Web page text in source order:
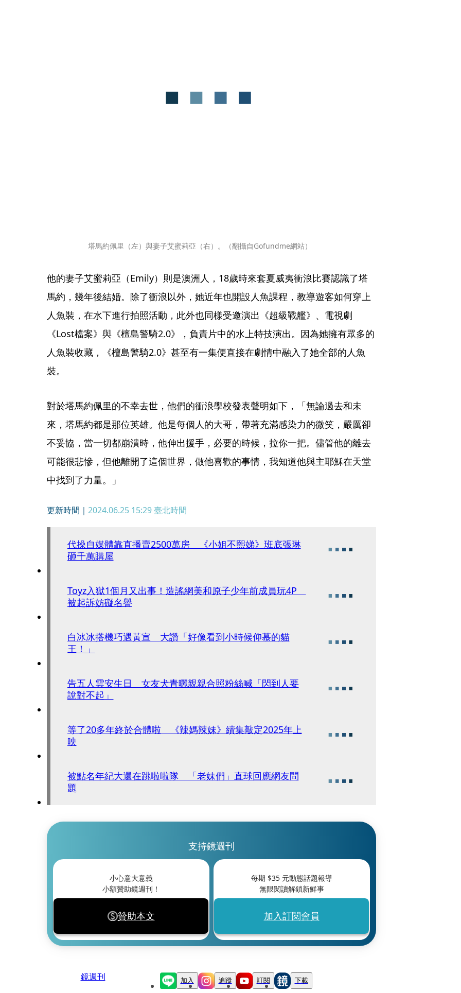
塔馬約佩里（左）與妻子艾蜜莉亞（右）。（翻攝自Gofundme網站）
他的妻子艾蜜莉亞（Emily）則是澳洲人，18歲時來套夏威夷衝浪比賽認識了塔
馬約，幾年後結婚。除了衝浪以外，她近年也開設人魚課程，教導遊客如何穿上
人魚裝，在水下進行拍照活動，此外也同樣受邀演出《超級戰艦》、電視劇
《Lost檔案》與《檀島警騎2.0》，負責片中的水上特技演出。因為她擁有眾多的
人魚裝收藏，《檀島警騎2.0》甚至有一集便直接在劇情中融入了她全部的人魚
裝。
對於塔馬約佩里的不幸去世，他們的衝浪學校發表聲明如下，「無論過去和未
來，塔馬約都是那位英雄。他是每個人的大哥，帶著充滿感染力的微笑，嚴厲卻
不妥協，當一切都崩潰時，他伸出援手，必要的時候，拉你一把。儘管他的離去
可能很悲慘，但他離開了這個世界，做他喜歡的事情，我知道他與主耶穌在天堂
中找到了力量。」
更新時間｜ 2024.06.25 15:29臺北時間
代操自媒體靠直播賣2500萬房 《小姐不熙娣》班底張琳
砸千萬購屋
Toyz入獄1個月又出事！造謠網美和原子少年前成員玩4P
被起訴妨礙名譽
白冰冰搭機巧遇黃宣 大讚「好像看到小時候仰慕的貓
王！」
告五人雲安生日 女友犬青曬親親合照粉絲喊「閃到人要
說對不起」
等了20多年終於合體啦 《辣媽辣妹》續集敲定2025年上
映
被點名年紀大還在跳啦啦隊 「老妹們」直球回應網友問
題
支持鏡週刊
小心意大意義
小額贊助鏡週刊！
贊助本文
每期 $35元動態話題報導
無限閱讀解鎖新鮮事
加入訂閱會員
鏡週刊 加入 追蹤 訂閱 下載